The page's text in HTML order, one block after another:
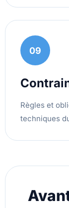
09
Règles et
techniques